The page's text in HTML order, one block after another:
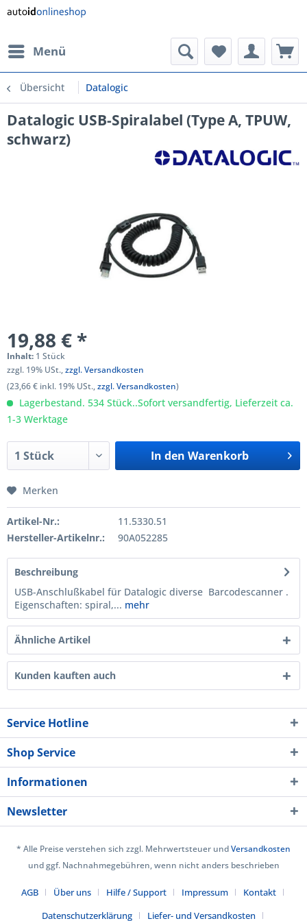
Menü
Übersicht Datalogic
Datalogic USB-Spiralabel (Type A, TPUW,
schwarz)
19,88 € *
Inhalt: 1 Stück
zzgl. 19% USt.,zzgl. Versandkosten
(23,66 € inkl. 19% USt.,zzgl. Versandkosten)
Lagerbestand. 534 Stück..Sofort versandfertig, Lieferzeit ca.
1-3 Werktage
In den Warenkorb
Merken
Artikel-Nr.:
11.5330.51
Hersteller-Artikelnr.:
90A052285
Beschreibung
USB-Anschlußkabel für Datalogic diverse Barcodescanner .
Eigenschaften: spiral,... mehr
Ähnliche Artikel
Kunden kauften auch
Service Hotline
Shop Service
Informationen
Newsletter
* Alle Preise verstehen sich zzgl. Mehrwertsteuer undVersandkosten
und ggf. Nachnahmegebühren, wenn nicht anders beschrieben
AGB Über uns Hilfe / Support Impressum
Kontakt
Datenschutzerklärung
Liefer- und Versandkosten